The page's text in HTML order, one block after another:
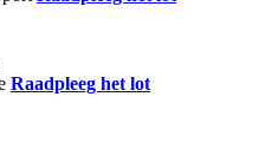
Raadpleeg het lot